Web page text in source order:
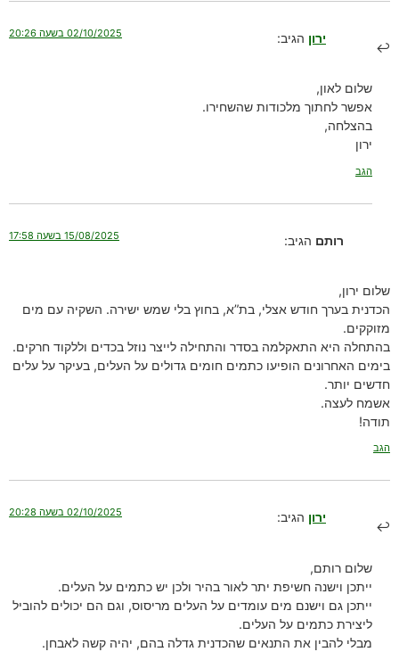
ירון הגיב: 02/10/2025 בשעה 20:26
שלום לאון,
אפשר לחתוך מלכודות שהשחירו.
בהצלחה,
ירון
הגב
רותם הגיב: 15/08/2025 בשעה 17:58
שלום ירון,
הכדנית בערך חודש אצלי, בת”א, בחוץ בלי שמש ישירה. השקיה עם מים
מזוקקים.
בהתחלה היא התאקלמה בסדר והתחילה לייצר נוזל בכדים וללקוד חרקים.
בימים האחרונים הופיעו כתמים חומים גדולים על העלים, בעיקר על עלים
חדשים יותר.
אשמח לעצה.
תודה!
הגב
ירון הגיב: 02/10/2025 בשעה 20:28
שלום רותם,
ייתכן וישנה חשיפת יתר לאור בהיר ולכן יש כתמים על העלים.
ייתכן גם וישנם מים עומדים על העלים מריסוס, וגם הם יכולים להוביל
ליצירת כתמים על העלים.
מבלי להבין את התנאים שהכדנית גדלה בהם, יהיה קשה לאבחן.